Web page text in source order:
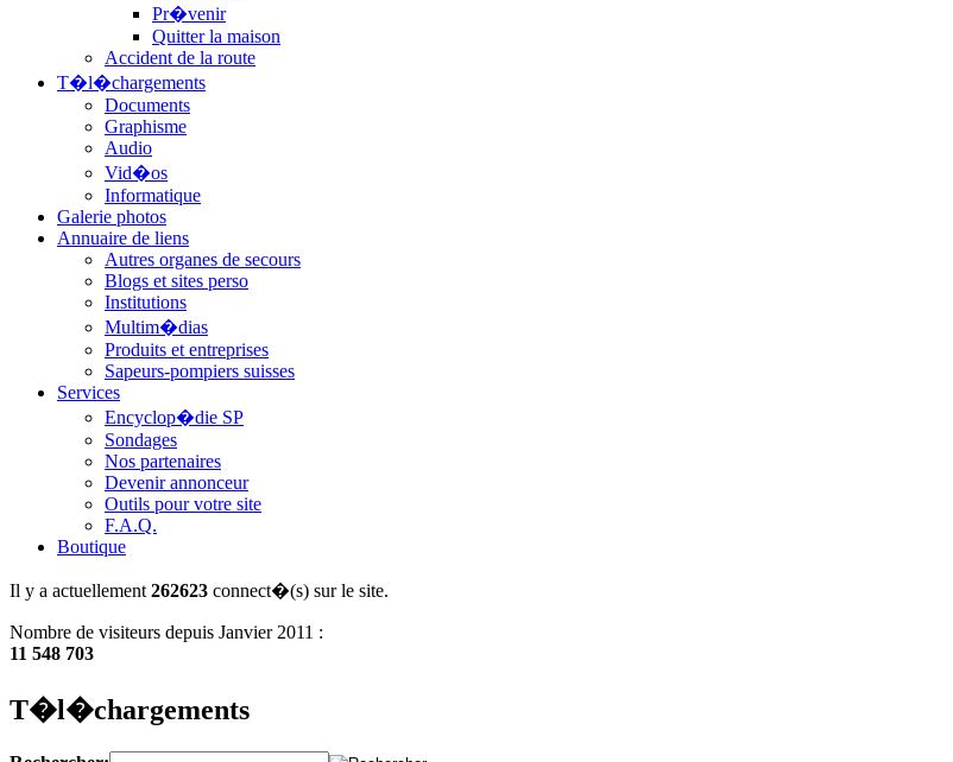
Pr�venir
Quitter la maison
Accident de la route
T�l�chargements
Documents
Graphisme
Audio
Vid�os
Informatique
Galerie photos
Annuaire de liens
Autres organes de secours
Blogs et sites perso
Institutions
Multim�dias
Produits et entreprises
Sapeurs-pompiers suisses
Services
Encyclop�die SP
Sondages
Nos partenaires
Devenir annonceur
Outils pour votre site
F.A.Q.
Boutique
Il y a actuellement 262623 connect�(s) sur le site.
Nombre de visiteurs depuis Janvier 2011 :
11 548 703
T�l�chargements